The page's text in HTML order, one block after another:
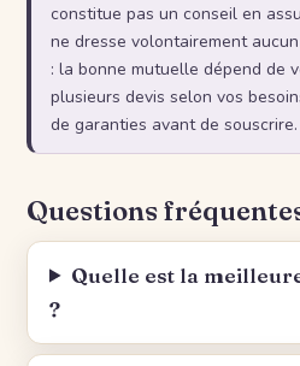
constitue pas un conseil en
ne dresse volontairement
: la bonne mutuelle dépend de
plusieurs devis selon vos
de garanties avant de souscrire.
Questions
Quelle est la
?